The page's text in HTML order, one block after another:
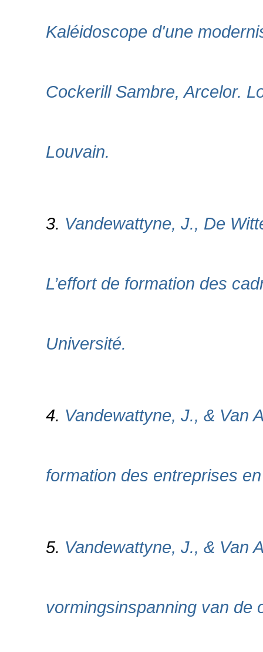
Kaléidoscope d'une
Cockerill Sambre, Arcelor.
Louvain.
3. Vandewattyne, J., De
L’effort de formation des
Université.
4. Vandewattyne, J., & Van
formation des entreprises
5. Vandewattyne, J., & Van
vormingsinspanning van de